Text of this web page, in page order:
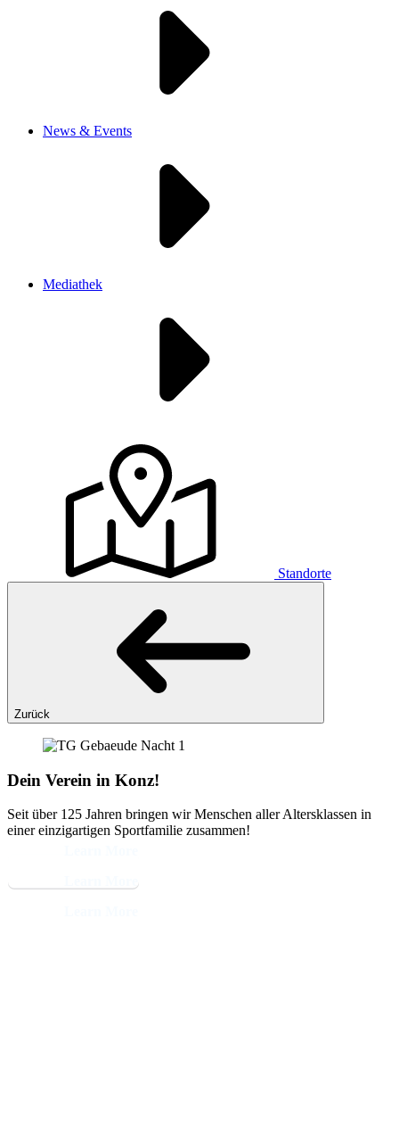
News & Events
Mediathek
Standorte
Zurück
Dein Verein in Konz!
Seit über 125 Jahren bringen wir Menschen aller Altersklassen in
einer einzigartigen Sportfamilie zusammen!